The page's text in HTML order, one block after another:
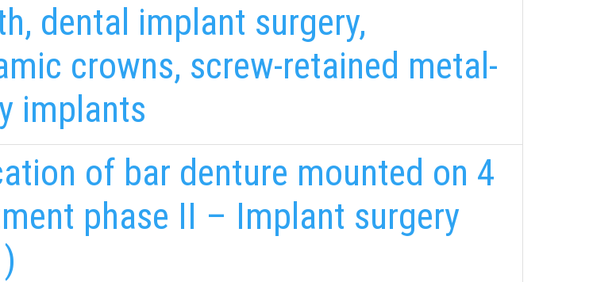
dental implant surgery,
crowns, screw-retained metal-
implants
of bar denture mounted on 4
phase II – Implant surgery